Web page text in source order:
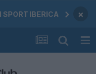
SPORT IBERICA ×